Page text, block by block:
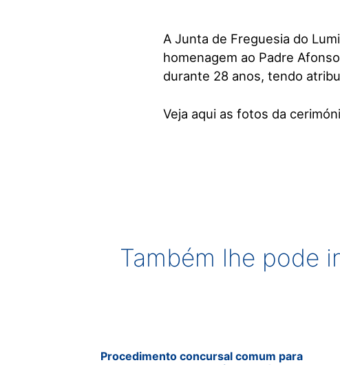
A Junta de Freguesia do
homenagem ao Padre
durante 28 anos, tendo
Veja aqui as fotos da
Também lhe pode
Procedimento concursal comum para